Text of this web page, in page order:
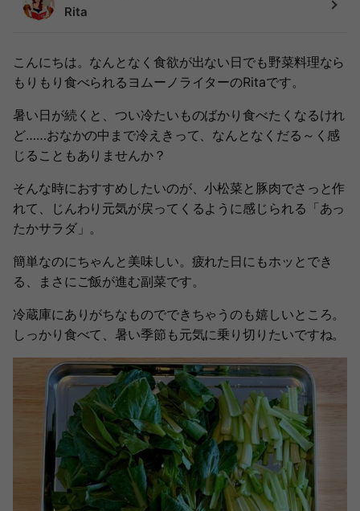
Rita
こんにちは。なんとなく食欲が出ない日でも野菜料理なら
もりもり食べられるヨムーノライターのRitaです。
暑い日が続くと、つい冷たいものばかり食べたくなるけれ
ど……おなかの中まで冷えきって、なんとなくだる～く感
じることもありませんか？
そんな時におすすめしたいのが、小松菜と豚肉でさっと作
れて、じんわり元気が戻ってくるように感じられる「あっ
たかサラダ」。
簡単なのにちゃんと美味しい。疲れた日にもホッとでき
る、まさにご飯が進む副菜です。
冷蔵庫にありがちなものでできちゃうのも嬉しいところ。
しっかり食べて、暑い季節も元気に乗り切りたいですね。